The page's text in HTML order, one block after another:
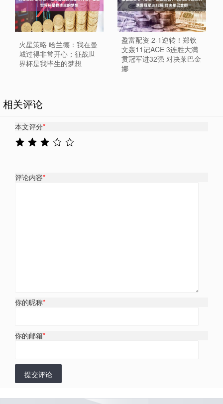
火星策略 哈兰德：我在曼
城过得非常开心；征战世
界杯是我毕生的梦想
盈富配资 2-1逆转！郑钦
文轰11记ACE 3连胜大满
贯冠军进32强 对决莱巴金
娜
相关评论
本文评分*
评论内容*
你的昵称*
你的邮箱*
提交评论